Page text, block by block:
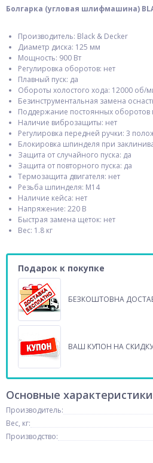
Болгарка (угловая шлифмашина)
Производитель: Black & Decker
Диаметр диска: 125 мм
Мощность: 900 Вт
Регулировка оборотов: нет
Плавный пуск: да
Обороты холостого хода: 12000 об/
Безинструментальная замена
Поддержание постоянных оборотов
Наличие виброзащиты: нет
Регулировка передней ручки: 3
Блокировка шпинделя при
Защита от случайного пуска: да
Защита от повторного пуска: да
Термозащита двигателя: нет
Резьба шпинделя: M14
Наличие кейса: нет
Напряжение: 220 В
Быстрая замена щеток: нет
Вес: 1.8 кг
Подарок к покупке
БЕЗКОШТОВНА
ВАШ КУПОН НА СКИДКУ
Основные характеристики
Производитель:
Вес, кг:
Производство: